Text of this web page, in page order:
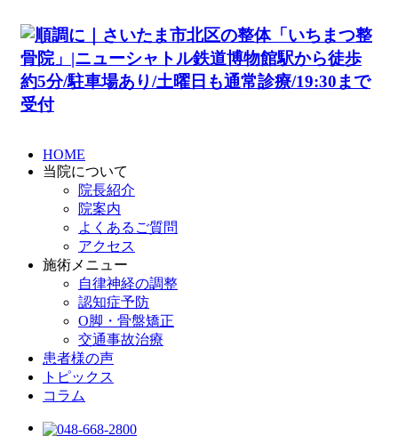
HOME
当院について
院長紹介
院案内
よくあるご質問
アクセス
施術メニュー
自律神経の調整
認知症予防
O脚・骨盤矯正
交通事故治療
患者様の声
トピックス
コラム